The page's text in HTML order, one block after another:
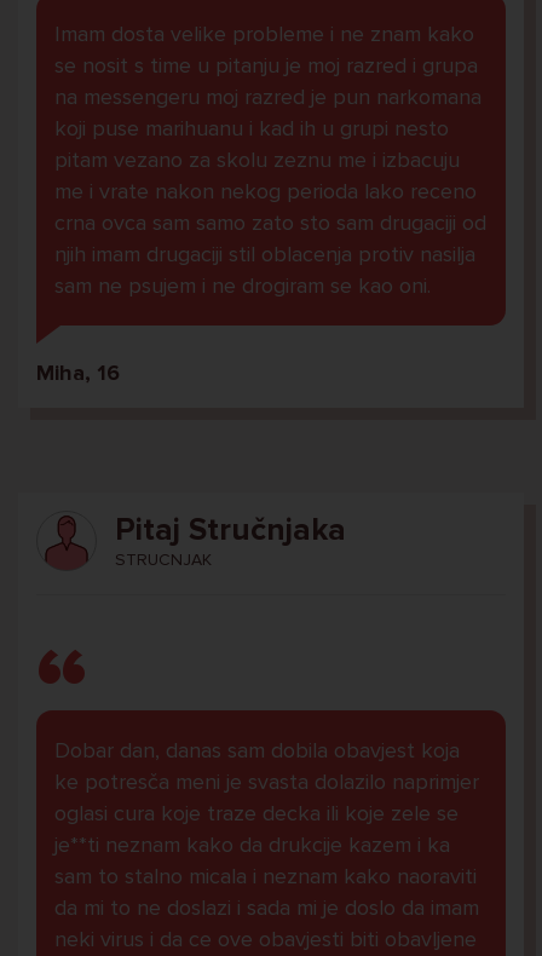
Imam dosta velike probleme i ne znam kako
se nosit s time u pitanju je moj razred i grupa
na messengeru moj razred je pun narkomana
koji puse marihuanu i kad ih u grupi nesto
pitam vezano za skolu zeznu me i izbacuju
me i vrate nakon nekog perioda lako receno
crna ovca sam samo zato sto sam drugaciji od
njih imam drugaciji stil oblacenja protiv nasilja
sam ne psujem i ne drogiram se kao oni.
Miha, 16
Pitaj Stručnjaka
STRUCNJAK
Dobar dan, danas sam dobila obavjest koja
ke potresča meni je svasta dolazilo naprimjer
oglasi cura koje traze decka ili koje zele se
je**ti neznam kako da drukcije kazem i ka
sam to stalno micala i neznam kako naoraviti
da mi to ne doslazi i sada mi je doslo da imam
neki virus i da ce ove obavjesti biti obavljene